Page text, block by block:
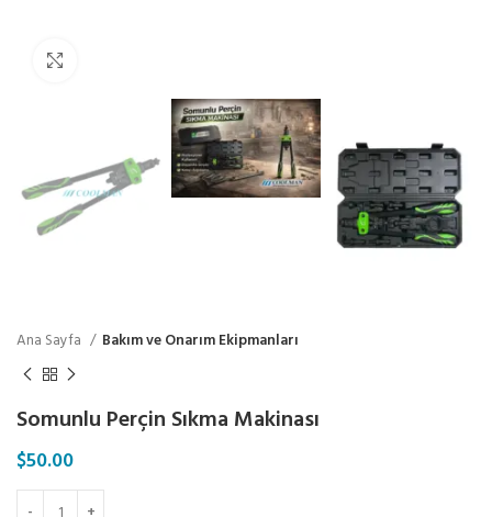
Ana Sayfa Bakım ve Onarım Ekipmanları
Somunlu Perçin Sıkma Makinası
$50.00